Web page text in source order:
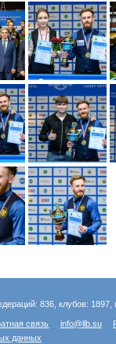
836, клубов:
связь info@llb.su
данных